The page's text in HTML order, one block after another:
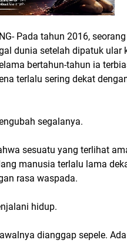
Pada tahun 2016,
dunia setelah dipatuk ular
bertahun-tahun ia
terlalu sering dekat
segalanya.
sesuatu yang terlihat
manusia terlalu lama
rasa waspada.
hidup.
dianggap sepele.